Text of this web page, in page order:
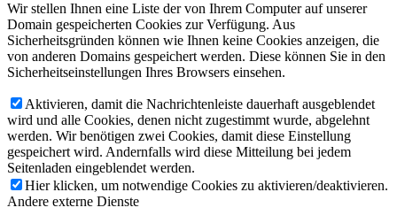
Wir stellen Ihnen eine Liste der von Ihrem Computer auf unserer
Domain gespeicherten Cookies zur Verfügung. Aus
Sicherheitsgründen können wie Ihnen keine Cookies anzeigen, die
von anderen Domains gespeichert werden. Diese können Sie in den
Sicherheitseinstellungen Ihres Browsers einsehen.
Aktivieren, damit die Nachrichtenleiste dauerhaft ausgeblendet
wird und alle Cookies, denen nicht zugestimmt wurde, abgelehnt
werden. Wir benötigen zwei Cookies, damit diese Einstellung
gespeichert wird. Andernfalls wird diese Mitteilung bei jedem
Seitenladen eingeblendet werden.
Hier klicken, um notwendige Cookies zu aktivieren/deaktivieren.
Andere externe Dienste